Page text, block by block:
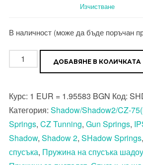
Изчистване
В наличност (може да бъде поръчан
количество
за
за
ОЛЕКОТЯВАНЕ
на
Спусъка
на
ДОБАВЯНЕ В КОЛИЧКАТА
Курс: 1 EUR = 1.95583 BGN Код:
Категория: Shadow/Shadow2/CZ-
Springs, CZ Tunning, Gun Springs,
Shadow, Shadow 2, SHadow Springs,
спусъка, Пружина на спусъка шадоу